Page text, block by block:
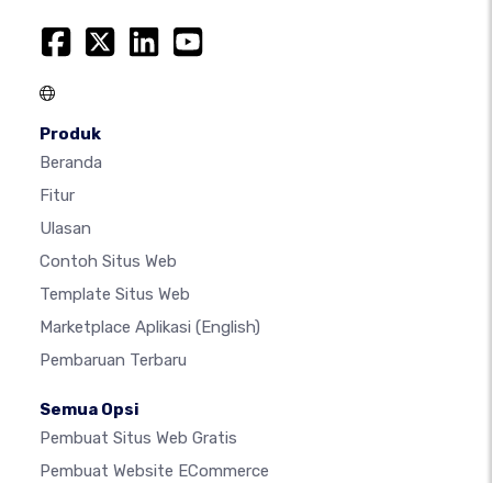
Produk
Beranda
Fitur
Ulasan
Contoh Situs Web
Template Situs Web
Marketplace Aplikasi (English)
Pembaruan Terbaru
Semua Opsi
Pembuat Situs Web Gratis
Pembuat Website ECommerce